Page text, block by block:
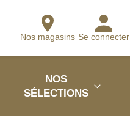
Nos magasins Se connecter
NOS
SÉLECTIONS